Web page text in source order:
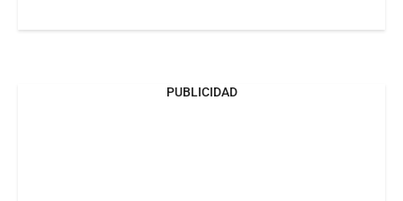
PUBLICIDAD